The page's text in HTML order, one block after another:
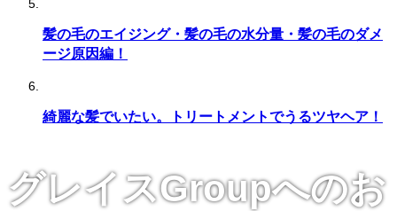
髪の毛のエイジング・髪の毛の水分量・髪の毛のダメ
ージ原因編！
綺麗な髪でいたい。トリートメントでうるツヤヘア！
グレイスGroupへのお